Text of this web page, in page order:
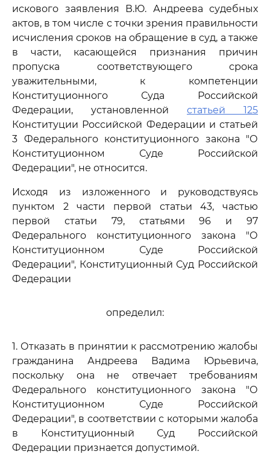
искового заявления В.Ю. Андреева судебных
актов, в том числе с точки зрения правильности
исчисления сроков на обращение в суд, а также
в части, касающейся признания причин
пропуска соответствующего срока
уважительными, к компетенции
Конституционного Суда Российской
Федерации, установленной статьей 125
Конституции Российской Федерации и статьей
3 Федерального конституционного закона "О
Конституционном Суде Российской
Федерации", не относится.
Исходя из изложенного и руководствуясь
пунктом 2 части первой статьи 43, частью
первой статьи 79, статьями 96 и 97
Федерального конституционного закона "О
Конституционном Суде Российской
Федерации", Конституционный Суд Российской
Федерации
определил:
1. Отказать в принятии к рассмотрению жалобы
гражданина Андреева Вадима Юрьевича,
поскольку она не отвечает требованиям
Федерального конституционного закона "О
Конституционном Суде Российской
Федерации", в соответствии с которыми жалоба
в Конституционный Суд Российской
Федерации признается допустимой.